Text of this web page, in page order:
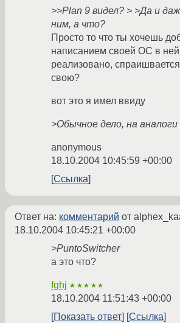
>>Plan 9 видел? > >Да и
ним, а что?
Просто то что ты хочешь
написанием своей ОС в
реализовано,
свою?
вот это я имел ввиду
>Обычное дело, на
anonymous
18.10.2004 10:45:59 +00:00
Ссылка
Ответ на: комментарий от
18.10.2004 10:45:21 +00:00
>PuntoSwitcher
а это что?
fghj ★★★★★
18.10.2004 11:51:43 +00:00
Показать ответ
Ссылка